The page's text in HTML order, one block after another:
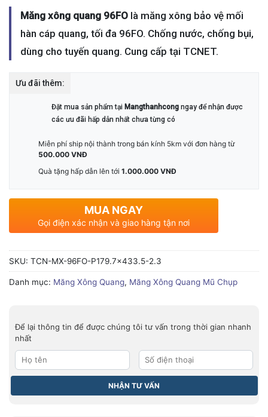
sao
Măng xông quang 96FO là măng xông bảo vệ mối
hàn cáp quang, tối đa 96FO. Chống nước, chống bụi,
dùng cho tuyến quang. Cung cấp tại TCNET.
Ưu đãi thêm:
Đặt mua sản phẩm tại Mangthanhcong ngay để nhận được
các ưu đãi hấp dẫn nhất chưa từng có
Miễn phí ship nội thành trong bán kính 5km với đơn hàng từ
500.000 VNĐ
Quà tặng hấp dẫn lên tới 1.000.000 VNĐ
MUA NGAY
Gọi điện xác nhận và giao hàng tận nơi
SKU: TCN-MX-96FO-P179.7x433.5-2.3
Danh mục: Măng Xông Quang, Măng Xông Quang Mũ Chụp
Để lại thông tin để được chúng tôi tư vấn trong thời gian nhanh
nhất